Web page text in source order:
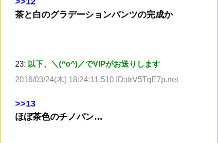
茶と白のグラデーションパンツの完成か
23: 以下、＼(^o^)／でVIPがお送りします
2016/03/24(木) 18:24:11.510 ID:drV5TqE7p.net
>>13
ほぼ茶色のチノパン…